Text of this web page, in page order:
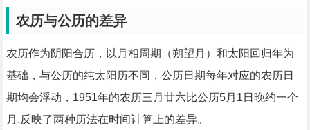
农历与公历的差异
农历作为阴阳合历，以月相周期（朔望月）和太阳回归年为
基础，与公历的纯太阳历不同，公历日期每年对应的农历日
期均会浮动，1951年的农历三月廿六比公历5月1日晚约一个
月,反映了两种历法在时间计算上的差异。